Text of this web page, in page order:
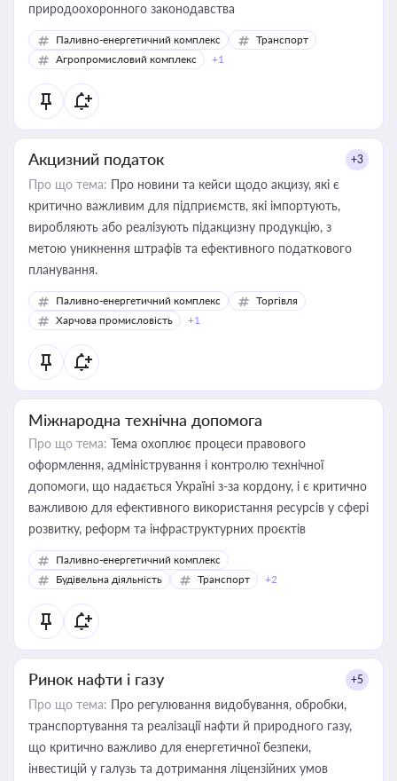
природоохоронного законодавства
Паливно-енергетичний комплекс
Транспорт
Агропромисловий комплекс
+1
Акцизний податок +3
Про що тема: Про новини та кейси щодо акцизу, які є
критично важливим для підприємств, які імпортують,
виробляють або реалізують підакцизну продукцію, з
метою уникнення штрафів та ефективного податкового
планування.
Паливно-енергетичний комплекс
Торгівля
Харчова промисловість
+1
Міжнародна технічна допомога
Про що тема: Тема охоплює процеси правового
оформлення, адміністрування і контролю технічної
допомоги, що надається Україні з-за кордону, і є критично
важливою для ефективного використання ресурсів у сфері
розвитку, реформ та інфраструктурних проєктів
Паливно-енергетичний комплекс
Будівельна діяльність
Транспорт +2
Ринок нафти і газу +5
Про що тема: Про регулювання видобування, обробки,
транспортування та реалізації нафти й природного газу,
що критично важливо для енергетичної безпеки,
інвестицій у галузь та дотримання ліцензійних умов